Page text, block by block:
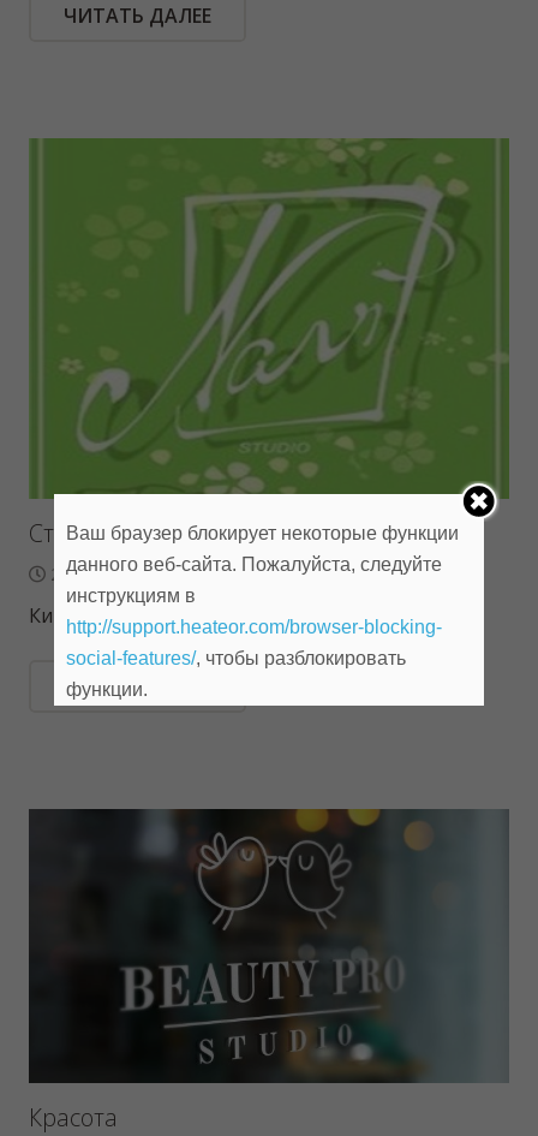
ЧИТАТЬ ДАЛЕЕ
Студия салон “НАВИ”
21.09.2018
Кинотеатр - JazzCinema
ЧИТАТЬ ДАЛЕЕ
Красота
Ваш браузер блокирует некоторые функции
данного веб-сайта. Пожалуйста, следуйте
инструкциям в
http://support.heateor.com/browser-blocking-
social-features/, чтобы разблокировать
функции.